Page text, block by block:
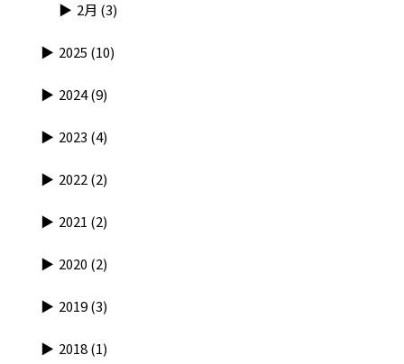
2月 (3)
2025 (10)
2024(9)
2023 (4)
2022(2)
2021 (2)
2020 (2)
2019(3)
2018(1)